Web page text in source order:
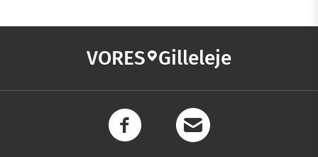
VORES Gilleleje